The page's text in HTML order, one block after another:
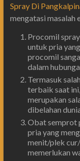
Spray Di
mengatasi masalah
Procomil
untuk pria
procomil
dalam
Termasuk
terbaik saat
merupakan
dibelahan
Obat semprot
pria yang
menit/plek
memerlukan